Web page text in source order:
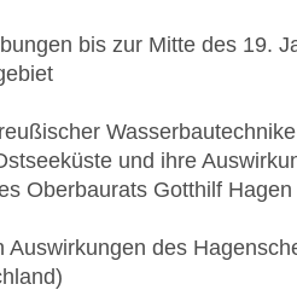
bis zur Mitte des 19.
und ihre
Oberbaurats Gotthilf
Auswirkungen des